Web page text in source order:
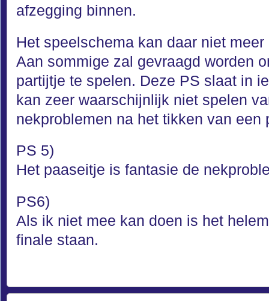
afzegging binnen.
Het speelschema kan daar niet
Aan sommige zal gevraagd worden
partijtje te spelen. Deze PS slaat in
kan zeer waarschijnlijk niet spelen
nekproblemen na het tikken van een
PS 5)
Het paaseitje is fantasie de
PS6)
Als ik niet mee kan doen is het
finale staan.